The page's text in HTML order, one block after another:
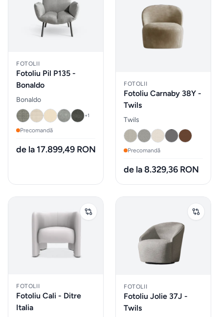
de
apa
de
Vesela
si bar
Parfumuri
interior
Parfumuri
pentru
EXTERIOR
FOTOLII
Fotoliu Pil P135 -
Bonaldo
Bonaldo
+1
Precomandă
de la 17.899,49 RON
FOTOLII
Fotoliu Carnaby 38Y -
Twils
Twils
Precomandă
de la 8.329,36 RON
FOTOLII
Fotoliu Cali - Ditre
Italia
FOTOLII
Fotoliu Jolie 37J -
Twils